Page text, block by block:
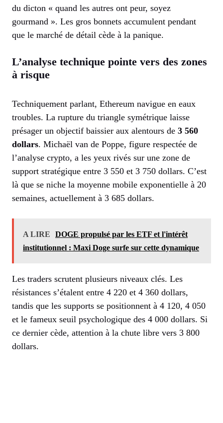
du dicton « quand les autres ont peur, soyez
gourmand ». Les gros bonnets accumulent pendant
que le marché de détail cède à la panique.
L’analyse technique pointe vers des zones
à risque
Techniquement parlant, Ethereum navigue en eaux
troubles. La rupture du triangle symétrique laisse
présager un objectif baissier aux alentours de 3 560
dollars. Michaël van de Poppe, figure respectée de
l’analyse crypto, a les yeux rivés sur une zone de
support stratégique entre 3 550 et 3 750 dollars. C’est
là que se niche la moyenne mobile exponentielle à 20
semaines, actuellement à 3 685 dollars.
A LIRE
DOGE propulsé par les ETF et l'intérêt
institutionnel : Maxi Doge surfe sur cette dynamique
Les traders scrutent plusieurs niveaux clés. Les
résistances s’étalent entre 4 220 et 4 360 dollars,
tandis que les supports se positionnent à 4 120, 4 050
et le fameux seuil psychologique des 4 000 dollars. Si
ce dernier cède, attention à la chute libre vers 3 800
dollars.